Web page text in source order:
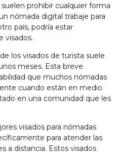
prohibir cualquier forma
nómada digital trabaje para
país, podría estar
visados.
los visados de turista suele
meses. Esta breve
que muchos nómadas
cuando están en medio
en una comunidad que les
visados para nómadas
para atender las
a distancia. Estos visados